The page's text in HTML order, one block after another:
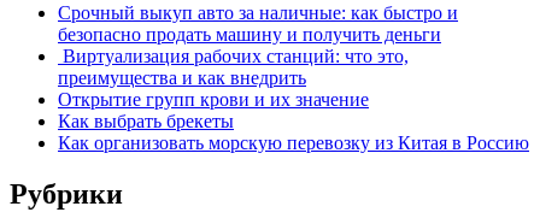
Срочный выкуп авто за наличные: как быстро и
безопасно продать машину и получить деньги
Виртуализация рабочих станций: что это,
преимущества и как внедрить
Открытие групп крови и их значение
Как выбрать брекеты
Как организовать морскую перевозку из Китая в Россию
Рубрики